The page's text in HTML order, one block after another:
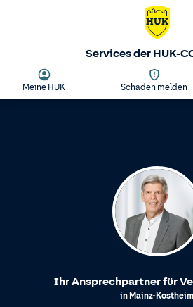
Services der HUK-
Meine HUK Schaden melden
Ihr Ansprechpartner für
in Mainz-Kostheim